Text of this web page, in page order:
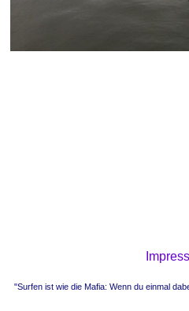
"Surfen ist wie die Mafia: Wenn du einmal